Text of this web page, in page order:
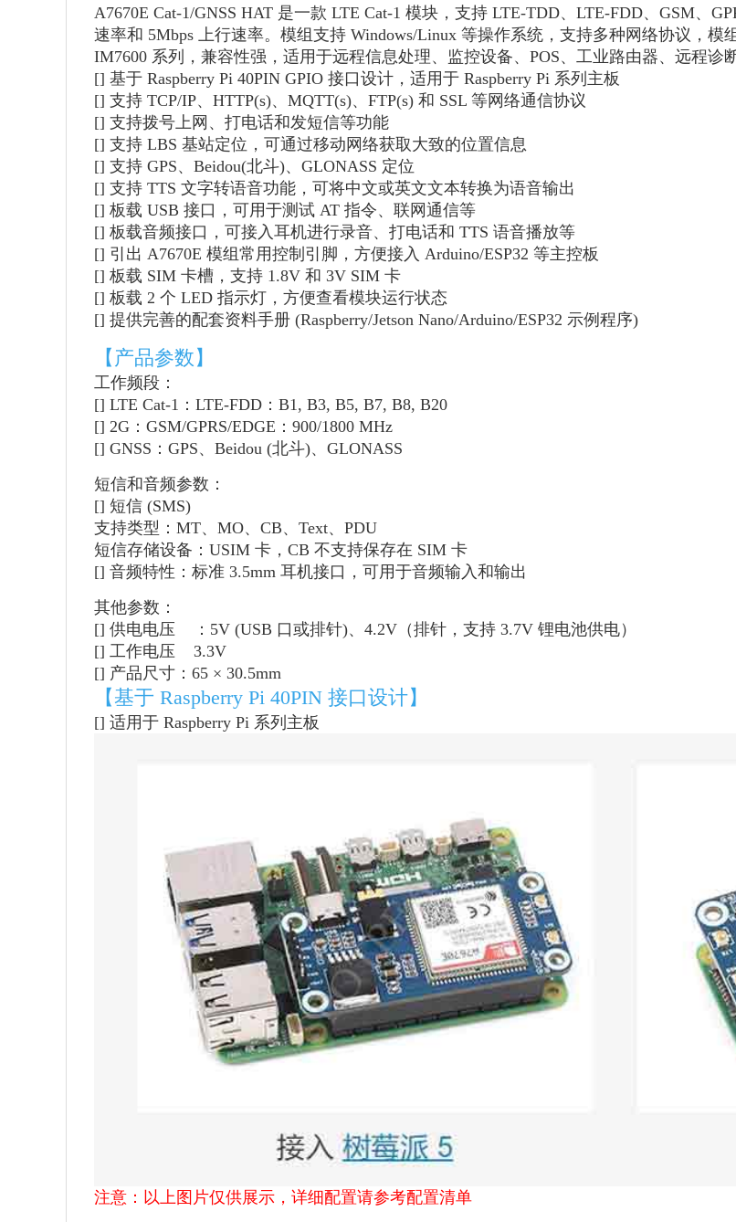
A7670E Cat-1/GNSS HAT 是一款 LTE Cat-1 模块，支持 LTE-TDD、LTE-FDD、GSM、
速率和 5Mbps 上行速率。模组支持 Windows/Linux 等操作系统，支持多种网络协议，模
IM7600 系列，兼容性强，适用于远程信息处理、监控设备、POS、工业路由器、远程诊
[] 基于 Raspberry Pi 40PIN GPIO 接口设计，适用于 Raspberry Pi 系列主板
[] 支持 TCP/IP、HTTP(s)、MQTT(s)、FTP(s) 和 SSL 等网络通信协议
[] 支持拨号上网、打电话和发短信等功能
[] 支持 LBS 基站定位，可通过移动网络获取大致的位置信息
[] 支持 GPS、Beidou(北斗)、GLONASS 定位
[] 支持 TTS 文字转语音功能，可将中文或英文文本转换为语音输出
[] 板载 USB 接口，可用于测试 AT 指令、联网通信等
[] 板载音频接口，可接入耳机进行录音、打电话和 TTS 语音播放等
[] 引出 A7670E 模组常用控制引脚，方便接入 Arduino/ESP32 等主控板
[] 板载 SIM 卡槽，支持 1.8V 和 3V SIM 卡
[] 板载 2 个 LED 指示灯，方便查看模块运行状态
[] 提供完善的配套资料手册 (Raspberry/Jetson Nano/Arduino/ESP32 示例程序)
【产品参数】
工作频段：
[] LTE Cat-1：LTE-FDD：B1, B3, B5, B7, B8, B20
[] 2G：GSM/GPRS/EDGE：900/1800 MHz
[] GNSS：GPS、Beidou (北斗)、GLONASS
短信和音频参数：
[] 短信 (SMS)
支持类型：MT、MO、CB、Text、PDU
短信存储设备：USIM 卡，CB 不支持保存在 SIM 卡
[] 音频特性：标准 3.5mm 耳机接口，可用于音频输入和输出
其他参数：
[] 供电电压 ：5V (USB 口或排针)、4.2V（排针，支持 3.7V 锂电池供电）
[] 工作电压 3.3V
[] 产品尺寸：65 × 30.5mm
【基于 Raspberry Pi 40PIN 接口设计】
[] 适用于 Raspberry Pi 系列主板
注意：以上图片仅供展示，详细配置请参考配置清单